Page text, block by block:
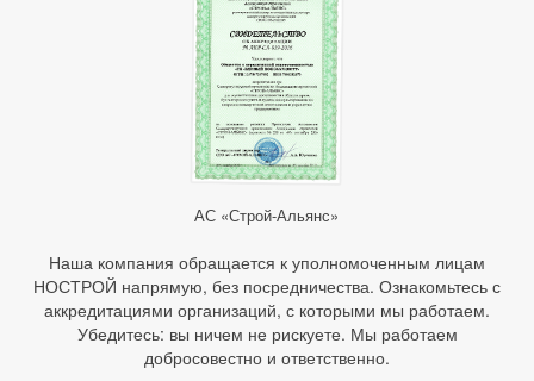
АС «Строй-Альянс»
Наша компания обращается к уполномоченным лицам
НОСТРОЙ напрямую, без посредничества. Ознакомьтесь с
аккредитациями организаций, с которыми мы работаем.
Убедитесь: вы ничем не рискуете. Мы работаем
добросовестно и ответственно.